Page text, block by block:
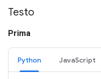
Testo
Prima
Python JavaScript